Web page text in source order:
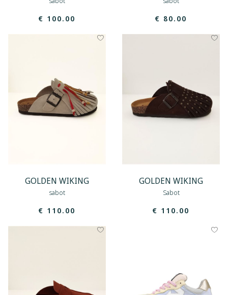
€ 100.00 € 80.00
GOLDEN WIKING
sabot
€ 110.00
GOLDEN WIKING
Sabot
€ 110.00